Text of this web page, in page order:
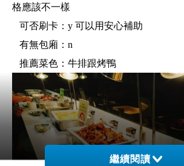
格應該不一樣
可否刷卡：y 可以用安心補助
有無包廂：n
推薦菜色：牛排跟烤鴨
繼續閱讀